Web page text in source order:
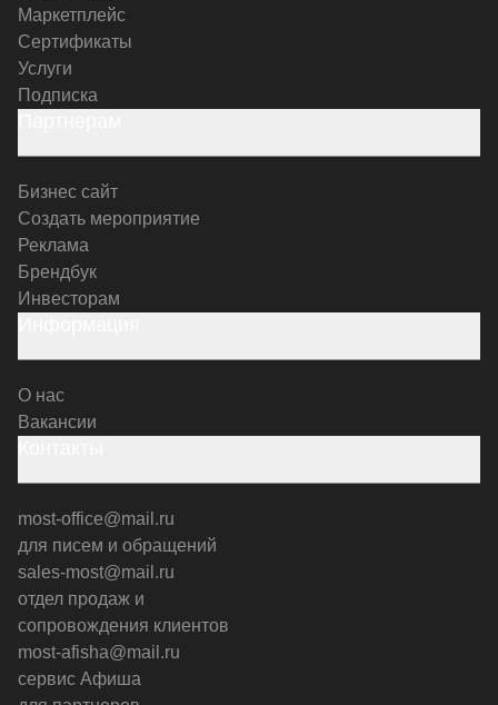
Маркетплейс
Сертификаты
Услуги
Подписка
Бизнес сайт
Создать мероприятие
Реклама
Брендбук
Инвесторам
О нас
Вакансии
most-office@mail.ru
для писем и обращений
sales-most@mail.ru
отдел продаж и
сопровождения клиентов
most-afisha@mail.ru
сервис Афиша